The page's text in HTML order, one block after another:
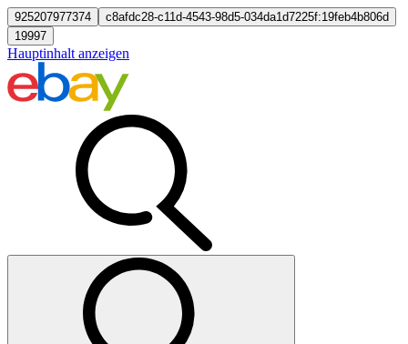
925207977374
c8afdc28-c11d-4543-98d5-034da1d7225f:19feb4b806d
19997
Hauptinhalt anzeigen